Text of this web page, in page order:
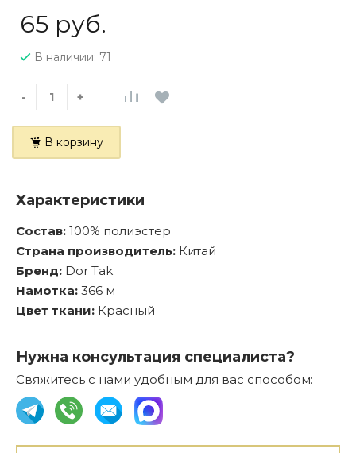
65 руб.
В наличии: 71
- +
В корзину
Характеристики
Состав: 100% полиэстер
Страна производитель: Китай
Бренд: Dor Tak
Намотка: 366 м
Цвет ткани: Красный
Нужна консультация специалиста?
Свяжитесь с нами удобным для вас способом: